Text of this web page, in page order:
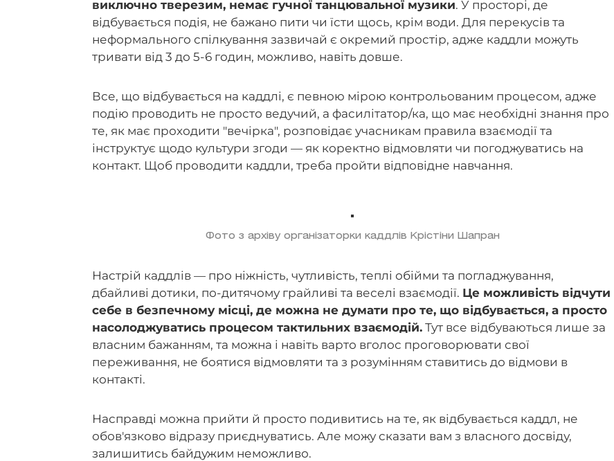
виключно тверезим, немає гучної танцювальної музики. У просторі, де
відбувається подія, не бажано пити чи їсти щось, крім води. Для перекусів та
неформального спілкування зазвичай є окремий простір, адже каддли можуть
тривати від 3 до 5-6 годин, можливо, навіть довше.
Все, що відбувається на каддлі, є певною мірою контрольованим процесом, адже
подію проводить не просто ведучий, а фасилітатор/ка, що має необхідні знання про
те, як має проходити "вечірка", розповідає учасникам правила взаємодії та
інструктує щодо культури згоди — як коректно відмовляти чи погоджуватись на
контакт. Щоб проводити каддли, треба пройти відповідне навчання.
Фото з архіву організаторки каддлів Крістіни Шапран
Настрій каддлів — про ніжність, чутливість, теплі обійми та погладжування,
дбайливі дотики, по-дитячому грайливі та веселі взаємодії. Це можливість відчути
себе в безпечному місці, де можна не думати про те, що відбувається, а просто
насолоджуватись процесом тактильних взаємодій. Тут все відбуваються лише за
власним бажанням, та можна і навіть варто вголос проговорювати свої
переживання, не боятися відмовляти та з розумінням ставитись до відмови в
контакті.
Насправді можна прийти й просто подивитись на те, як відбувається каддл, не
обов'язково відразу приєднуватись. Але можу сказати вам з власного досвіду,
залишитись байдужим неможливо.